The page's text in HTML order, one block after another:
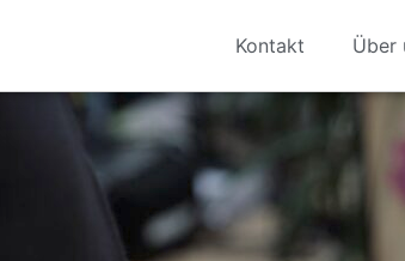
Kontakt Über